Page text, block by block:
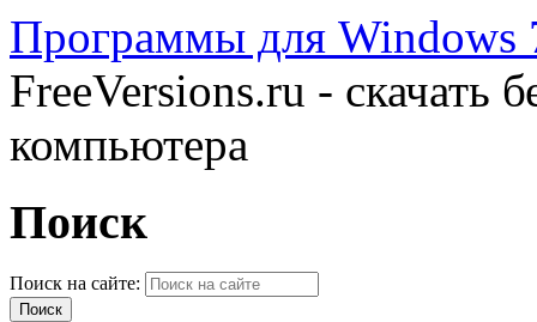
Программы для Windows
FreeVersions.ru - скачать
компьютера
Поиск
Поиск на сайте: